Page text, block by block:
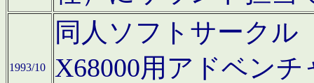
1993/10
同人ソフトサークル
X68000用アドベン